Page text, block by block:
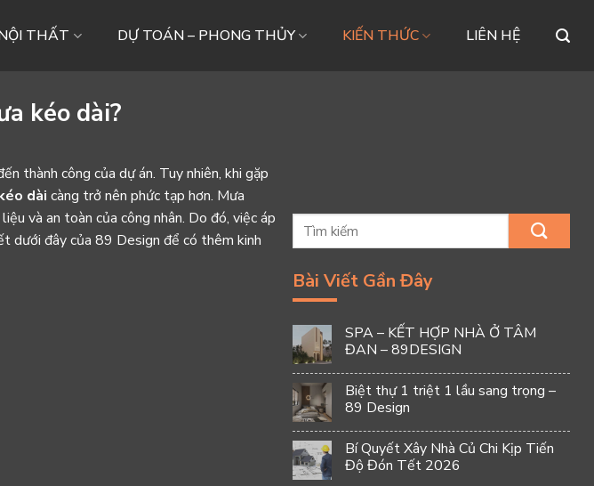
THẤT DỰ TOÁN – PHONG THỦY KIẾN THỨC LIÊN HỆ
kéo dài?
thành công của dự án. Tuy nhiên, khi gặp
dàicàng trở nên phức tạp hơn. Mưa
và an toàn của công nhân. Do đó, việc áp
dưới đây của 89 Design để có thêm kinh
Bài Viết Gần Đây
SPA – KẾT HỢP NHÀ Ở TÂM
ĐAN – 89DESIGN
Biệt thự 1 triệt 1 lầu sang trọng –
89 Design
Bí Quyết Xây Nhà Củ Chi Kịp Tiến
Độ Đón Tết 2026